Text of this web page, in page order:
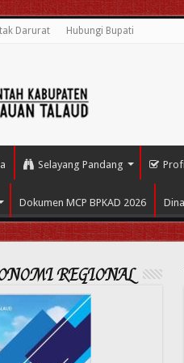
Darurat Hubungi Bupati
Selayang Pandang Profil
Dokumen MCP BPKAD 2026
REGIONAL